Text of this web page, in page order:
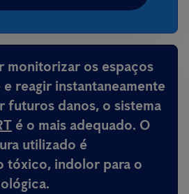
monitorizar os espaços
reagir instantaneamente
futuros danos, o sistema
é o mais adequado. O
utilizado é
tóxico, indolor para o